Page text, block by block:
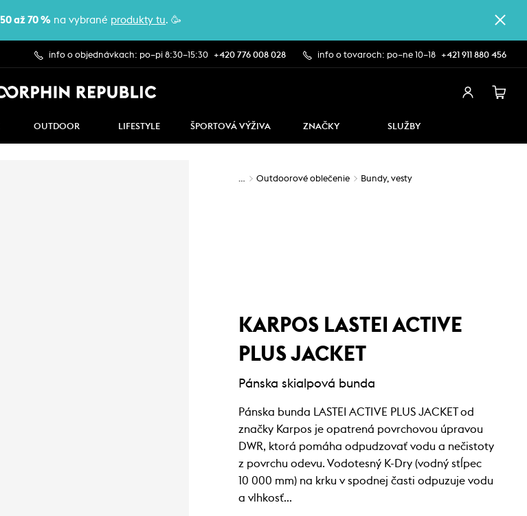
50 až 70 % na vybrané produkty tu. 🥳
info o objednávkach: po–pi 8:30–15:30 +420 776 008 028 info o tovaroch: po–ne 10–18 +421 911 880 456
OUTDOOR LIFESTYLE ŠPORTOVÁ VÝŽIVA ZNAČKY SLUŽBY
… Outdoorové oblečenie Bundy, vesty
KARPOS LASTEI ACTIVE
PLUS JACKET
Pánska skialpová bunda
Pánska bunda LASTEI ACTIVE PLUS JACKET od
značky Karpos je opatrená povrchovou úpravou
DWR, ktorá pomáha odpudzovať vodu a nečistoty
z povrchu odevu. Vodotesný K-Dry (vodný stĺpec
10 000 mm) na krku v spodnej časti odpuzuje vodu
a vlhkosť…